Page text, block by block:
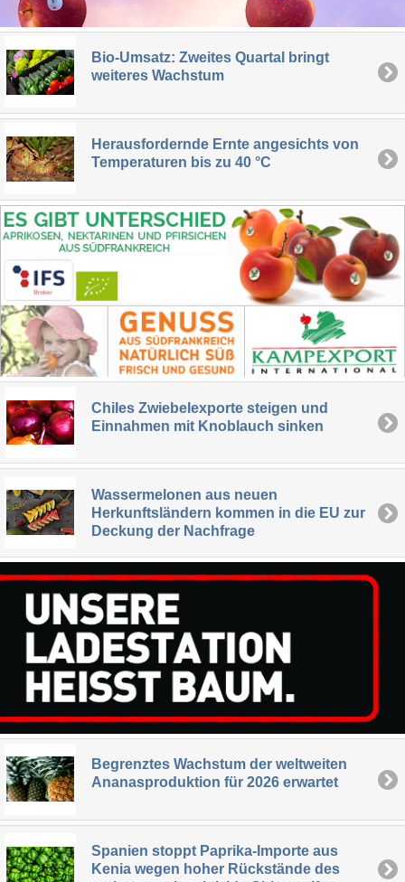
Bio-Umsatz: Zweites Quartal bringt
weiteres Wachstum
Herausfordernde Ernte angesichts von
Temperaturen bis zu 40 °C
Chiles Zwiebelexporte steigen und
Einnahmen mit Knoblauch sinken
Wassermelonen aus neuen
Herkunftsländern kommen in die EU zur
Deckung der Nachfrage
Begrenztes Wachstum der weltweiten
Ananasproduktion für 2026 erwartet
Spanien stoppt Paprika-Importe aus
Kenia wegen hoher Rückstände des